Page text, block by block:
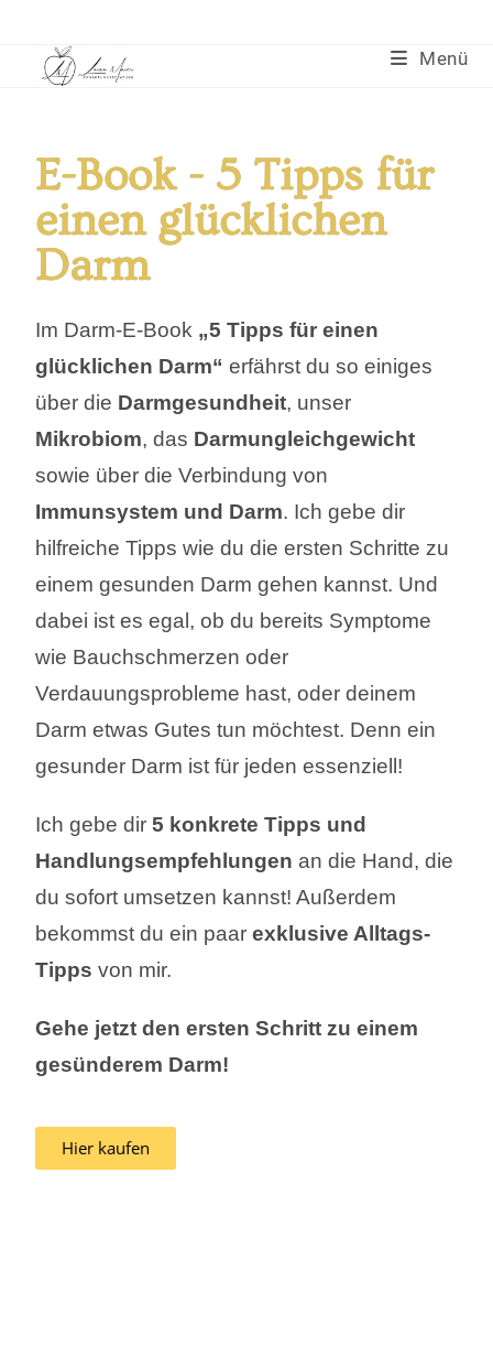
Menü
E-Book - 5 Tipps für
einen glücklichen
Darm
Im Darm-E-Book „5 Tipps für einen
glücklichen Darm“erfährst du so einiges
über die Darmgesundheit, unser
Mikrobiom, das Darmungleichgewicht
sowie über die Verbindung von
Immunsystem und Darm. Ich gebe dir
hilfreiche Tipps wie du die ersten Schritte zu
einem gesunden Darm gehen kannst. Und
dabei ist es egal, ob du bereits Symptome
wie Bauchschmerzen oder
Verdauungsprobleme hast, oder deinem
Darm etwas Gutes tun möchtest. Denn ein
gesunder Darm ist für jeden essenziell!
Ich gebe dir5 konkrete Tipps und
Handlungsempfehlungen an die Hand, ​die
du sofort umsetzen kannst! Außerdem
bekommst du ein paarexklusive Alltags-
Tipps von mir.
Gehe jetzt den ersten Schritt zu einem
gesünderem Darm!
Hier kaufen